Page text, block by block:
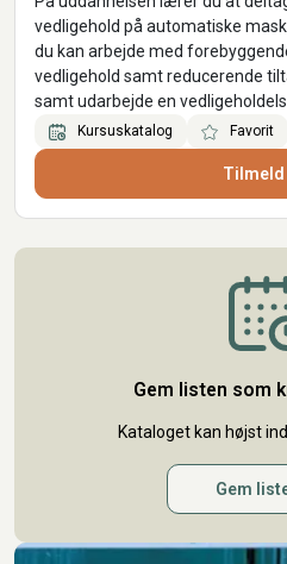
vedligehold på automatiske
du kan arbejde med
vedligehold samt reducerende
samt udarbejde en
Kursuskatalog Favorit
Tilmeld
Gem listen som
Kataloget kan højst
Gem